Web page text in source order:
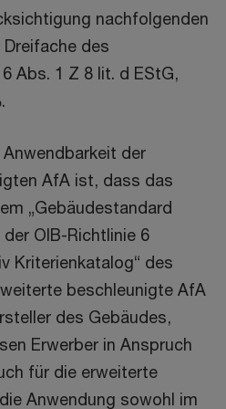
nachfolgenden
des
Abs. 1 Z 8 lit. d EStG,
der
AfA ist, dass das
„Gebäudestandard
OIB-Richtlinie 6
Kriterienkatalog“ des
beschleunigte AfA
des Gebäudes,
Erwerber in Anspruch
für die erweiterte
Anwendung sowohl im